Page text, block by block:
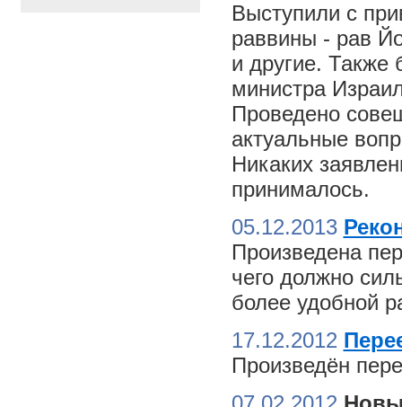
Выступили с
раввины - рав
и другие. Также
министра
Проведено
актуальные
Никаких
принималось.
05.12.2013
Произведена
чего должно
более удобной
17.12.2012
Произведён